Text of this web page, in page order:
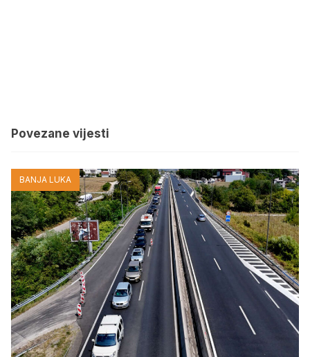
Povezane vijesti
BANJA LUKA